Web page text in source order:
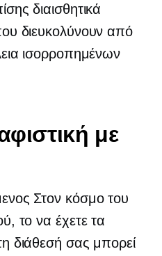
διαισθητικά
διευκολύνουν από
ισορροπημένων
με
Στον κόσμο του
το να έχετε τα
διάθεσή σας μπορεί